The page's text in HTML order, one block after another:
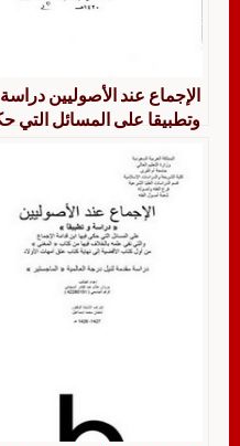
الإجماع عند الأصوليين دراسة
وتطبيقا على المسائل التي
نفى علمه بالخلاف فيها من
كتاب المغني من أول كتاب
الإجارات إلى نهاية كتاب